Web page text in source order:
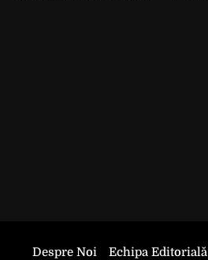
Despre Noi Echipa Editorială